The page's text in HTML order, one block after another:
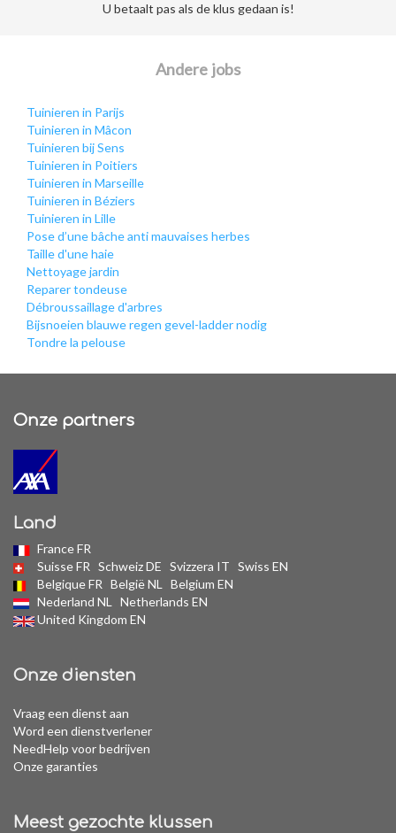
U betaalt pas als de klus gedaan is!
Andere jobs
Tuinieren in Parijs
Tuinieren in Mâcon
Tuinieren bij Sens
Tuinieren in Poitiers
Tuinieren in Marseille
Tuinieren in Béziers
Tuinieren in Lille
Pose d’une bâche anti mauvaises herbes
Taille d'une haie
Nettoyage jardin
Reparer tondeuse
Débroussaillage d'arbres
Bijsnoeien blauwe regen gevel-ladder nodig
Tondre la pelouse
Onze partners
Land
France FR
Suisse FR Schweiz DE Svizzera IT Swiss EN
Belgique FR België NL
Belgium EN
Nederland NL
Netherlands EN
United Kingdom EN
Onze diensten
Vraag een dienst aan
Word een dienstverlener
NeedHelp voor bedrijven
Onze garanties
Meest gezochte klussen